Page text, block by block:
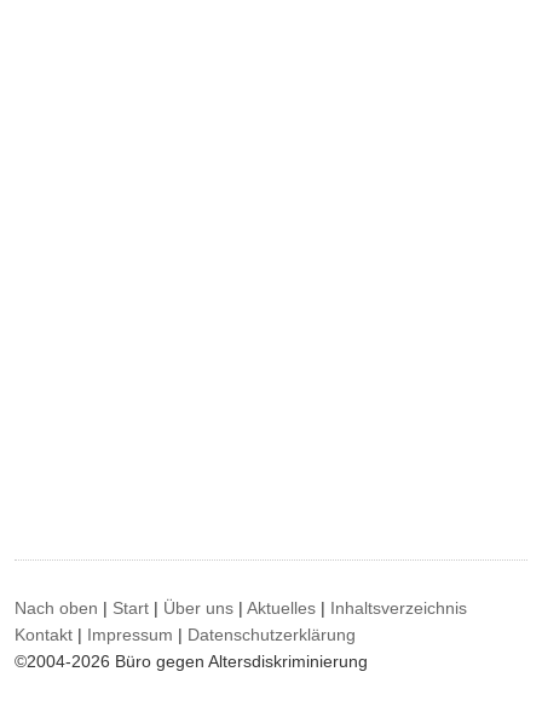
Nach oben | Start | Über uns |Aktuelles | Inhaltsverzeichnis
Kontakt | Impressum | Datenschutzerklärung
©2004-2026 Büro gegen Altersdiskriminierung